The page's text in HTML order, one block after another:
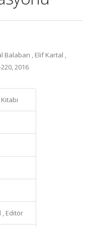
Balaban , Elif Kartal ,
2016
, Editör